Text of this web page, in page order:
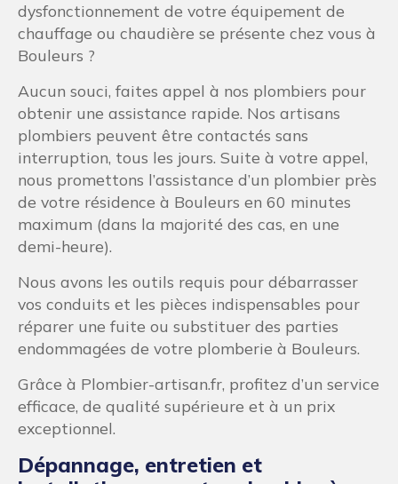
dysfonctionnement de votre équipement de
chauffage ou chaudière se présente chez vous à
Bouleurs ?
Aucun souci, faites appel à nos plombiers pour
obtenir une assistance rapide. Nos artisans
plombiers peuvent être contactés sans
interruption, tous les jours. Suite à votre appel,
nous promettons l’assistance d’un plombier près
de votre résidence à Bouleurs en 60 minutes
maximum (dans la majorité des cas, en une
demi-heure).
Nous avons les outils requis pour débarrasser
vos conduits et les pièces indispensables pour
réparer une fuite ou substituer des parties
endommagées de votre plomberie à Bouleurs.
Grâce à Plombier-artisan.fr, profitez d’un service
efficace, de qualité supérieure et à un prix
exceptionnel.
Dépannage, entretien et